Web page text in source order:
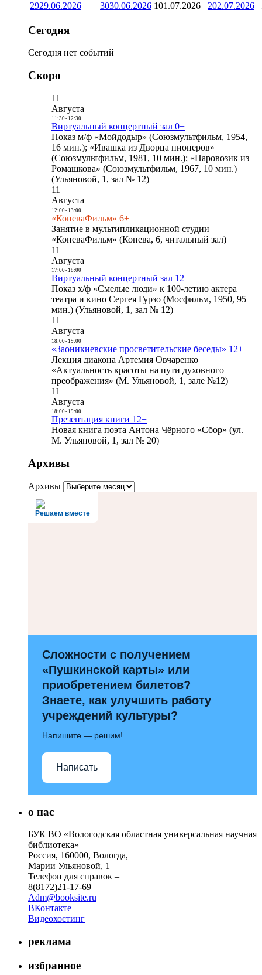
2929.06.2026 3030.06.2026 101.07.2026 202.07.2026
Сегодня
Сегодня нет событий
Скоро
11
Августа
11:30- 12:30
Виртуальный концертный зал 0+
Показ м/ф «Мойдодыр» (Союзмультфильм, 1954,
16 мин.); «Ивашка из Дворца пионеров»
(Союзмультфильм, 1981, 10 мин.); «Паровозик из
Ромашкова» (Союзмультфильм, 1967, 10 мин.)
(Ульяновой, 1, зал № 12)
11
Августа
12:00- 13:00
«КоневаФильм» 6+
Занятие в мультипликационной студии
«КоневаФильм» (Конева, 6, читальный зал)
11
Августа
17:00- 18:00
Виртуальный концертный зал 12+
Показ х/ф «Смелые люди» к 100-летию актера
театра и кино Сергея Гурзо (Мосфильм, 1950, 95
мин.) (Ульяновой, 1, зал № 12)
11
Августа
18:00- 19:00
«Заоникиевские просветительские беседы» 12+
Лекция диакона Артемия Овчаренко
«Актуальность красоты на пути духовного
преображения» (М. Ульяновой, 1, зале №12)
11
Августа
18:00- 19:00
Презентация книги 12+
Новая книга поэта Антона Чёрного «Сбор» (ул.
М. Ульяновой, 1, зал № 20)
Архивы
Архивы
Решаем вместе
Сложности с получением
«Пушкинской карты» или
приобретением билетов?
Знаете, как улучшить работу
учреждений культуры?
Напишите — решим!
Написать
о нас
БУК ВО «Вологодская областная универсальная научная
библиотека»
Россия, 160000, Вологда,
Марии Ульяновой, 1
Телефон для справок –
8(8172)21-17-69
Adm@booksite.ru
ВКонтакте
Видеохостинг
реклама
избранное